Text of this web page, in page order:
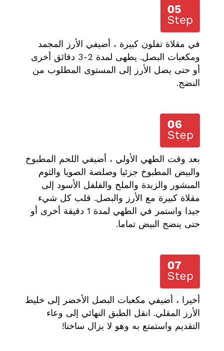
في مقلاة تفلون كبيرة ، أضيفي الأرز المجمد
ومكعبات البصل. يطهى لمدة 2-3 دقائق أخرى
أو حتى يصل الأرز إلى المستوى المطلوب من
النضج.
بعد وقت الطهي الأولي ، أضيفي اللحم المطبوخ
والبيض المطبوخ جزئيا وصلصة الصويا والثوم
المبشور والزبدة والملح والفلفل الأسود إلى
مقلاة كبيرة مع الأرز والبصل. قلب كل شيء
جيدا واستمر في الطهي لمدة 1 دقيقة أخرى أو
حتى ينضج البيض تماما.
أخيرا ، أضيفي مكعبات البصل الأخضر إلى خليط
الأرز المقلي. انقل الطبق النهائي إلى وعاء
التقديم واستمتع به وهو لا يزال ساخنا!